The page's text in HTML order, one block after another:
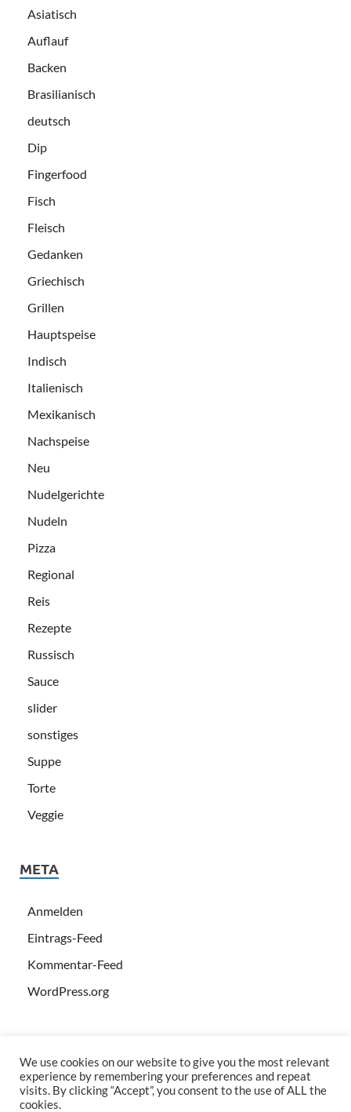
Asiatisch
Auflauf
Backen
Brasilianisch
deutsch
Dip
Fingerfood
Fisch
Fleisch
Gedanken
Griechisch
Grillen
Hauptspeise
Indisch
Italienisch
Mexikanisch
Nachspeise
Neu
Nudelgerichte
Nudeln
Pizza
Regional
Reis
Rezepte
Russisch
Sauce
slider
sonstiges
Suppe
Torte
Veggie
META
Anmelden
Eintrags-Feed
Kommentar-Feed
WordPress.org
We use cookies on our website to give you the most relevant
experience by remembering your preferences and repeat
visits. By clicking “Accept”, you consent to the use of ALL the
cookies.